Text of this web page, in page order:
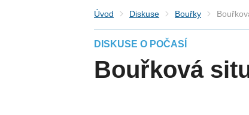
Úvod Diskuse Bouřky
DISKUSE O POČASÍ
Bouřková